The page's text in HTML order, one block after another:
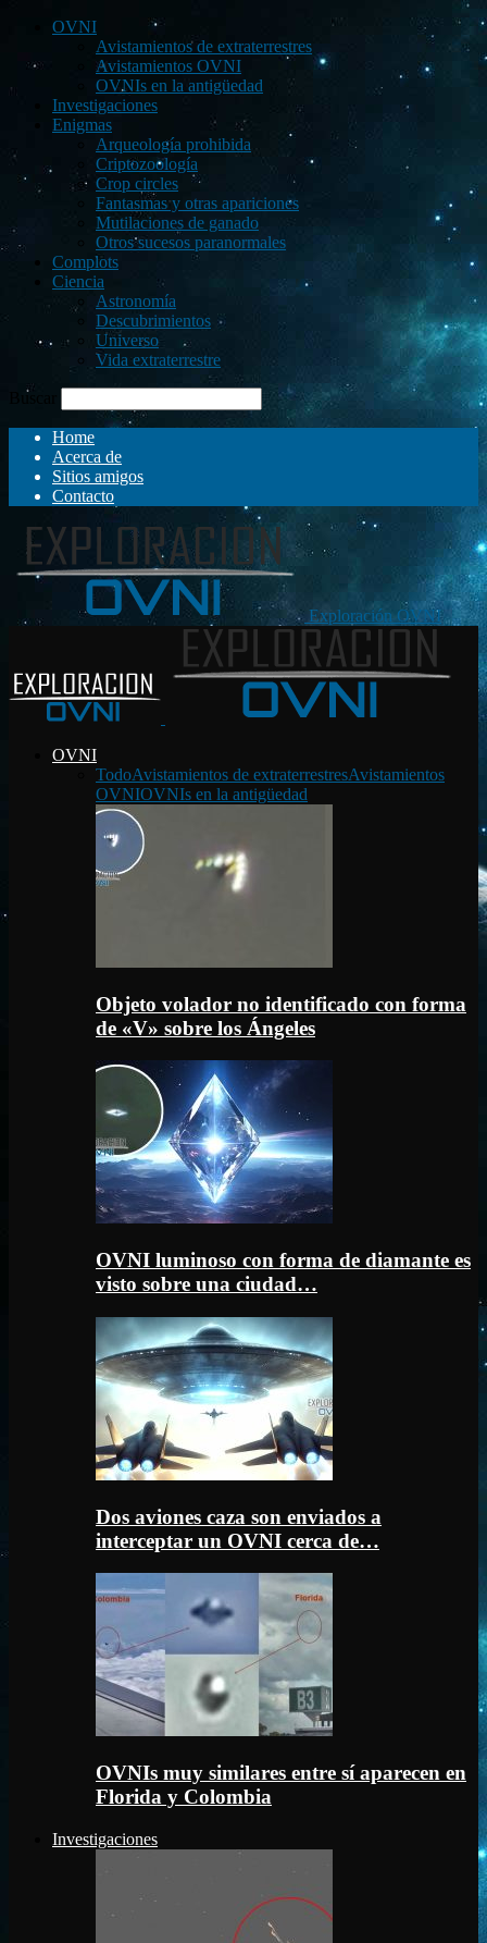
OVNI
Avistamientos de extraterrestres
Avistamientos OVNI
OVNIs en la antigüedad
Investigaciones
Enigmas
Arqueología prohibida
Criptozoología
Crop circles
Fantasmas y otras apariciones
Mutilaciones de ganado
Otros sucesos paranormales
Complots
Ciencia
Astronomía
Descubrimientos
Universo
Vida extraterrestre
Buscar
Home
Acerca de
Sitios amigos
Contacto
Exploración OVNI
OVNI
TodoAvistamientos de extraterrestresAvistamientos
OVNIOVNIs en la antigüedad
Objeto volador no identificado con forma
de «V» sobre los Ángeles
OVNI luminoso con forma de diamante es
visto sobre una ciudad…
Dos aviones caza son enviados a
interceptar un OVNI cerca de…
OVNIs muy similares entre sí aparecen en
Florida y Colombia
Investigaciones